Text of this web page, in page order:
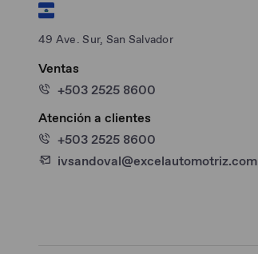
49 Ave. Sur, San Salvador
Ventas
+503 2525 8600
Atención a clientes
+503 2525 8600
ivsandoval@excelautomotriz.com